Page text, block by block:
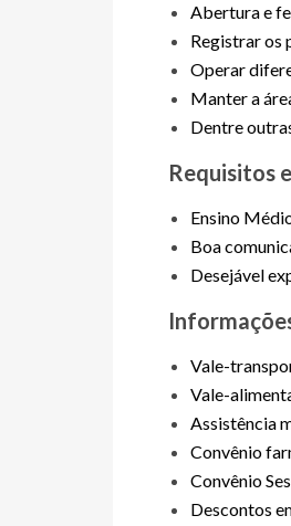
Abertura e
Registrar os
Operar
Manter a
Dentre
Requisitos
Ensino
Boa
Desejável
Vale-
Vale-
Assistência
Convênio
Convênio
Descontos